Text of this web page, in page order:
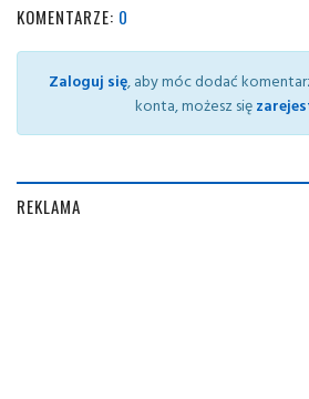
KOMENTARZE: 0
Zaloguj się, aby móc dodać
konta, możesz się
REKLAMA